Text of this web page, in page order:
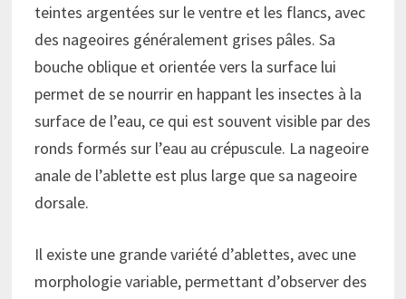
teintes argentées sur le ventre et les flancs, avec
des nageoires généralement grises pâles. Sa
bouche oblique et orientée vers la surface lui
permet de se nourrir en happant les insectes à la
surface de l’eau, ce qui est souvent visible par des
ronds formés sur l’eau au crépuscule. La nageoire
anale de l’ablette est plus large que sa nageoire
dorsale.
Il existe une grande variété d’ablettes, avec une
morphologie variable, permettant d’observer des